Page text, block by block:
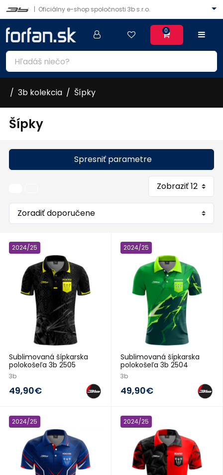
| Oficiálny e-shop spoločnosti 3b s.r.o.
0
3b kolekcia Šípky
Šípky
Spresniť parametre
2024/25
Sublimovaná šípkarska
polokošeľa 3b 2505
3b
49,90€
2024/25
Sublimovaná šípkarska
polokošeľa 3b 2504
3b
49,90€
2024/25 2024/25